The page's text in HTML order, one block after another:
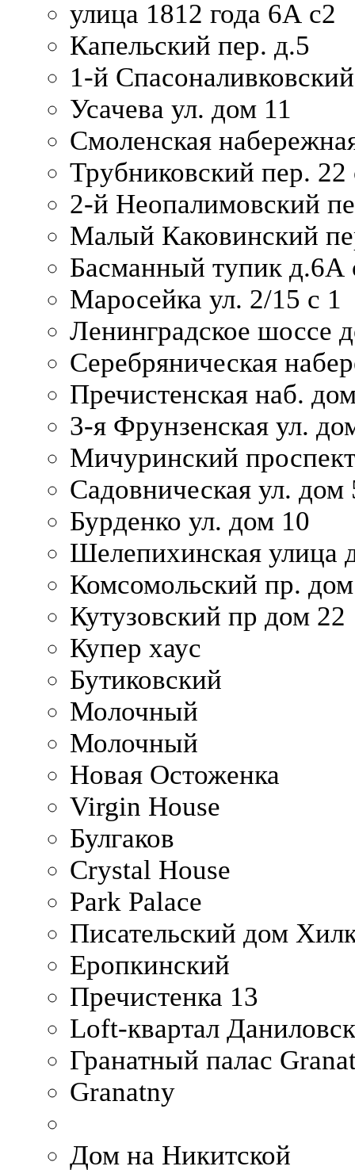
улица 1812 года 6А с2
Капельский пер. д.5
1-й
Усачева ул. дом 11
Смоленская
Трубниковский пер. 22
2-й Неопалимовский
Малый Каковинский
Басманный тупик д.6А
Маросейка ул. 2/15 с 1
Ленинградское шоссе
Серебряническая
Пречистенская наб.
3-я Фрунзенская ул.
Мичуринский
Садовническая ул. дом
Бурденко ул. дом 10
Шелепихинская улица
Комсомольский пр.
Кутузовский пр дом 22
Купер хаус
Бутиковский
Молочный
Молочный
Новая Остоженка
Virgin House
Булгаков
Crystal House
Park Palace
Писательский дом
Еропкинский
Пречистенка 13
Loft-квартал
Гранатный палас
Granatny
Дом на Никитской